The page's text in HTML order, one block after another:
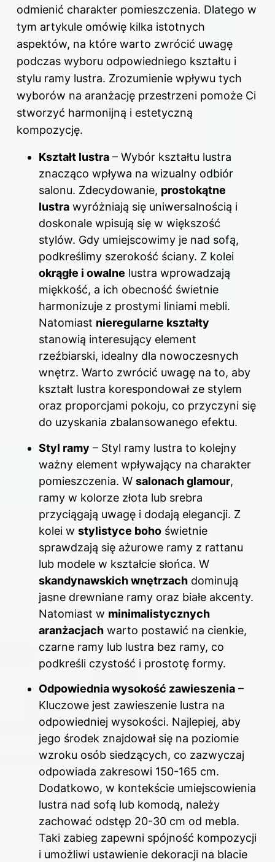
odmienić charakter pomieszczenia. Dlatego w
tym artykule omówię kilka istotnych
aspektów, na które warto zwrócić uwagę
podczas wyboru odpowiedniego kształtu i
stylu ramy lustra. Zrozumienie wpływu tych
wyborów na aranżację przestrzeni pomoże Ci
stworzyć harmonijną i estetyczną
kompozycję.
Kształt lustra – Wybór kształtu lustra
znacząco wpływa na wizualny odbiór
salonu. Zdecydowanie, prostokątne
lustra wyróżniają się uniwersalnością i
doskonale wpisują się w większość
stylów. Gdy umiejscowimy je nad sofą,
podkreślimy szerokość ściany. Z kolei
okrągłe i owalne lustra wprowadzają
miękkość, a ich obecność świetnie
harmonizuje z prostymi liniami mebli.
Natomiast nieregularne kształty
stanowią interesujący element
rzeźbiarski, idealny dla nowoczesnych
wnętrz. Warto zwrócić uwagę na to, aby
kształt lustra korespondował ze stylem
oraz proporcjami pokoju, co przyczyni się
do uzyskania zbalansowanego efektu.
Styl ramy – Styl ramy lustra to kolejny
ważny element wpływający na charakter
pomieszczenia. W salonach glamour,
ramy w kolorze złota lub srebra
przyciągają uwagę i dodają elegancji. Z
kolei w stylistyce boho świetnie
sprawdzają się ażurowe ramy z rattanu
lub modele w kształcie słońca. W
skandynawskich wnętrzach dominują
jasne drewniane ramy oraz białe akcenty.
Natomiast w minimalistycznych
aranżacjach warto postawić na cienkie,
czarne ramy lub lustra bez ramy, co
podkreśli czystość i prostotę formy.
Odpowiednia wysokość zawieszenia –
Kluczowe jest zawieszenie lustra na
odpowiedniej wysokości. Najlepiej, aby
jego środek znajdował się na poziomie
wzroku osób siedzących, co zazwyczaj
odpowiada zakresowi 150-165 cm.
Dodatkowo, w kontekście umiejscowienia
lustra nad sofą lub komodą, należy
zachować odstęp 20-30 cm od mebla.
Taki zabieg zapewni spójność kompozycji
i umożliwi ustawienie dekoracji na blacie